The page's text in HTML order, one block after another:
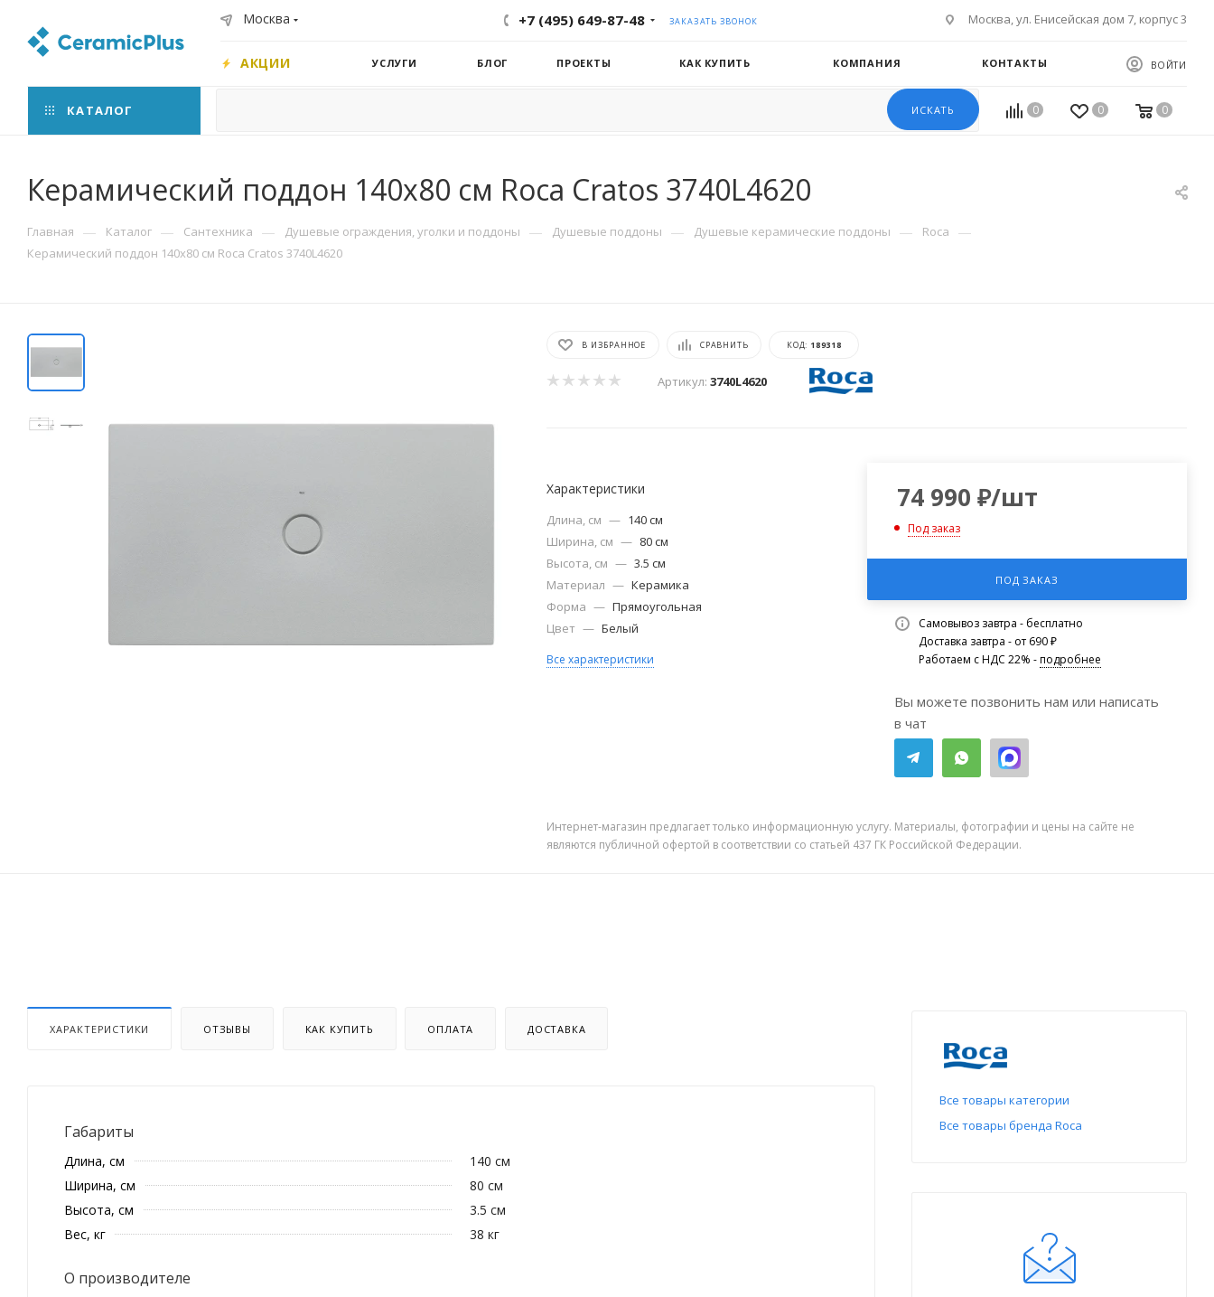
Москва +7 (495) 649-87-48 ЗАКАЗАТЬ ЗВОНОК Москва, ул. Енисейская дом 7, корпус 3
АКЦИИ УСЛУГИ БЛОГ ПРОЕКТЫ КАК КУПИТЬ КОМПАНИЯ КОНТАКТЫ ВОЙТИ
КАТАЛОГ ИСКАТЬ 0 0 0
Керамический поддон 140x80 см Roca Cratos 3740L4620
Главная — Каталог — Сантехника — Душевые ограждения, уголки и поддоны — Душевые поддоны — Душевые керамические поддоны — Roca —
Керамический поддон 140x80 см Roca Cratos 3740L4620
В ИЗБРАННОЕ СРАВНИТЬ КОД: 189318
Артикул: 3740L4620
Характеристики
Длина, см — 140 см
Ширина, см — 80 см
Высота, см — 3.5 см
Материал — Керамика
Форма — Прямоугольная
Цвет — Белый
Все характеристики
74 990 ₽/шт
Под заказ
ПОД ЗАКАЗ
Самовывоз завтра - бесплатно
Доставка завтра - от 690 ₽
Работаем с НДС 22% -подробнее
Вы можете позвонить нам или написать
в чат
Интернет-магазин предлагает только информационную услугу. Материалы, фотографии и цены на сайте не
являются публичной офертой в соответствии со статьей 437 ГК Российской Федерации.
ХАРАКТЕРИСТИКИ ОТЗЫВЫ КАК КУПИТЬ ОПЛАТА ДОСТАВКА
Габариты
Длина, см
140 см
Ширина, см
80 см
Высота, см
3.5 см
Вес, кг
38 кг
О производителе
Все товары категории
Все товары бренда Roca